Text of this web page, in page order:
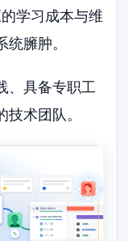
学习成本与维
臃肿。
、具备专职工
术团队。